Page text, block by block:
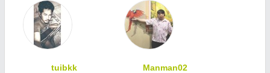
tuibkk Manman02